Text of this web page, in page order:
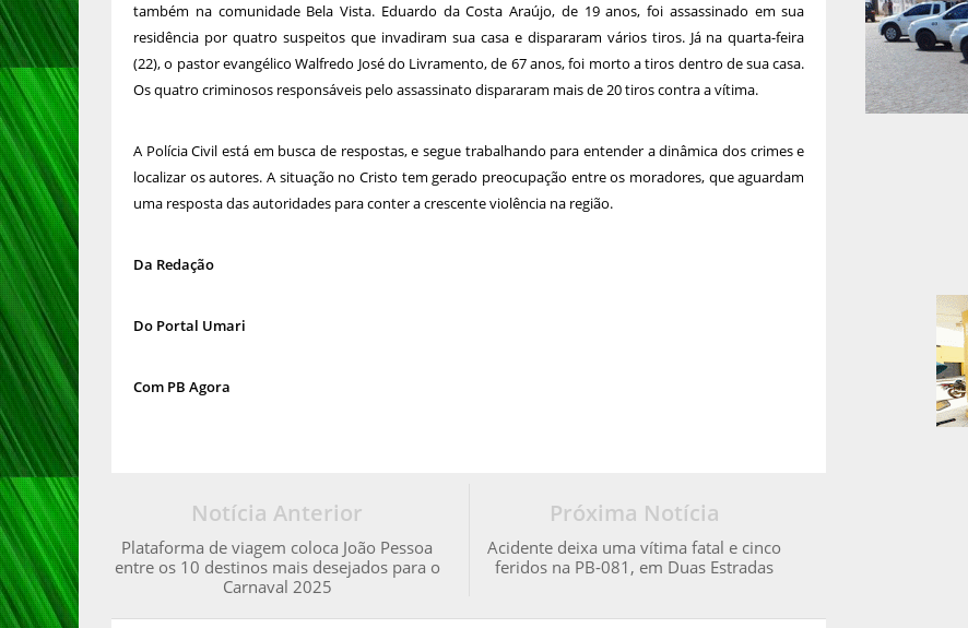
também na comunidade Bela Vista. Eduardo da Costa Araújo, de 19 anos, foi assassinado em sua
residência por quatro suspeitos que invadiram sua casa e dispararam vários tiros. Já na quarta-feira
(22), o pastor evangélico Walfredo José do Livramento, de 67 anos, foi morto a tiros dentro de sua casa.
Os quatro criminosos responsáveis pelo assassinato dispararam mais de 20 tiros contra a vítima.
A Polícia Civil está em busca de respostas, e segue trabalhando para entender a dinâmica dos crimes e
localizar os autores. A situação no Cristo tem gerado preocupação entre os moradores, que aguardam
uma resposta das autoridades para conter a crescente violência na região.
Da Redação
Do Portal Umari
Com PB Agora
Próxima Notícia
Acidente deixa uma vítima fatal e cinco
feridos na PB-081, em Duas Estradas
Notícia Anterior
Plataforma de viagem coloca João Pessoa
entre os 10 destinos mais desejados para o
Carnaval 2025